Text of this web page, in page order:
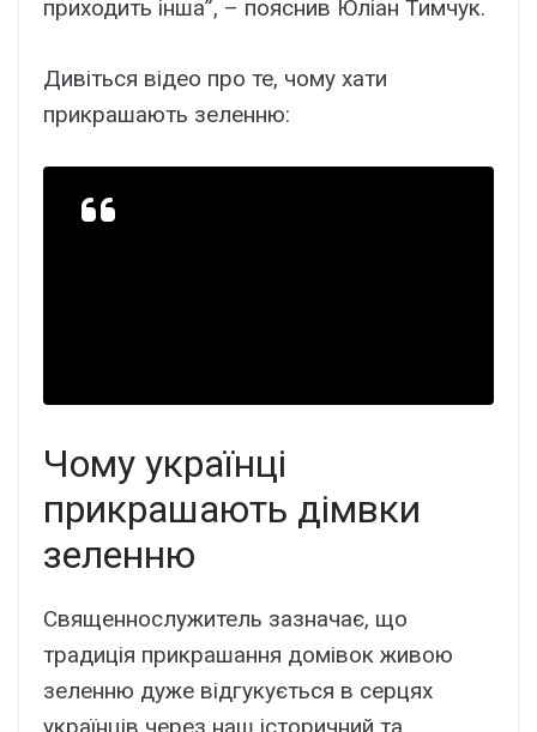
приходить інша”, – пояснив Юліан Тимчук.
Дивіться відео про те, чому хати
прикрашають зеленню:
Чому українці
прикрашають дімвки
зеленню
Священнослужитель зазначає, що
традиція прикрашання домівок живою
зеленню дуже відгукується в серцях